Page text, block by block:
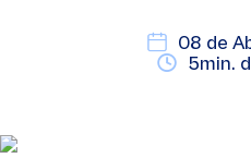
08 de
5min.